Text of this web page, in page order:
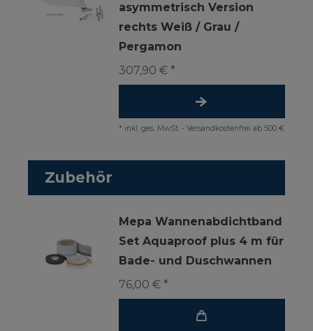
asymmetrisch Version
rechts Weiß / Grau /
Pergamon
307,90 € *
* inkl. ges. MwSt. - Versandkostenfrei ab 500 €
Zubehör
Mepa Wannenabdichtband
Set Aquaproof plus 4 m für
Bade- und Duschwannen
76,00 € *